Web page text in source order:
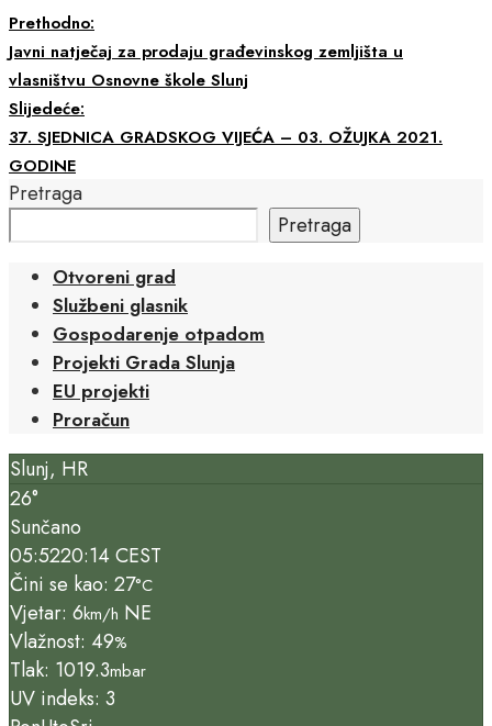
Prethodno:
Javni natječaj za prodaju građevinskog zemljišta u
vlasništvu Osnovne škole Slunj
Slijedeće:
37. SJEDNICA GRADSKOG VIJEĆA – 03. OŽUJKA 2021.
GODINE
Pretraga
Pretraga
Otvoreni grad
Službeni glasnik
Gospodarenje otpadom
Projekti Grada Slunja
EU projekti
Proračun
Slunj, HR
26°
Sunčano
05:5220:14 CEST
Čini se kao: 27°C
Vjetar: 6km/h NE
Vlažnost: 49%
Tlak: 1019.3mbar
UV indeks: 3